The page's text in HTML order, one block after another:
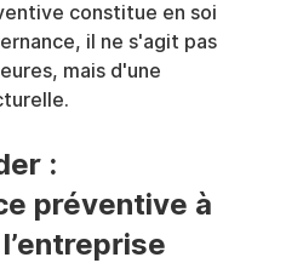
constitue en soi
il ne s'agit pas
mais d'une
:
préventive à